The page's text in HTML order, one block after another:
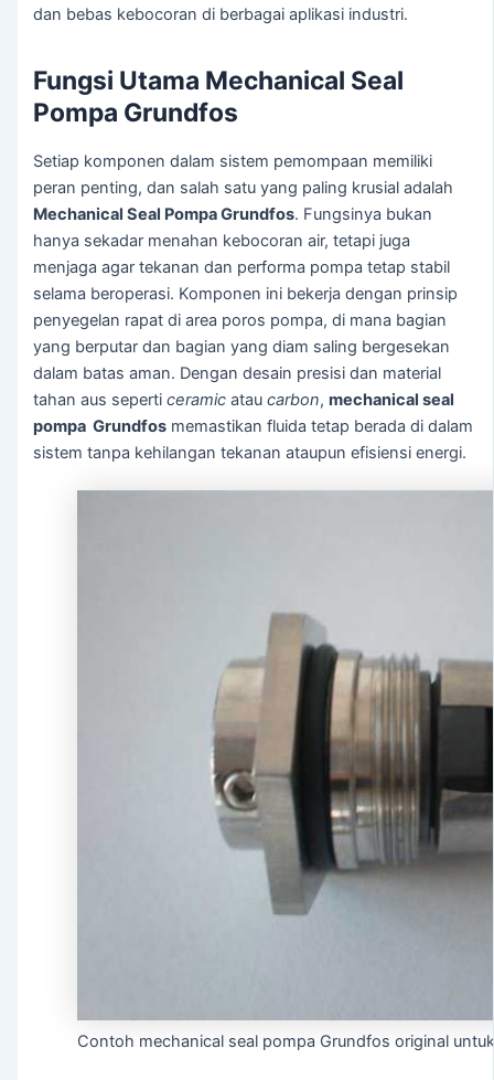
dan bebas kebocoran di berbagai aplikasi industri.
Fungsi Utama Mechanical Seal
Pompa Grundfos
Setiap komponen dalam sistem pemompaan memiliki
peran penting, dan salah satu yang paling krusial adalah
Mechanical Seal Pompa Grundfos. Fungsinya bukan
hanya sekadar menahan kebocoran air, tetapi juga
menjaga agar tekanan dan performa pompa tetap stabil
selama beroperasi. Komponen ini bekerja dengan prinsip
penyegelan rapat di area poros pompa, di mana bagian
yang berputar dan bagian yang diam saling bergesekan
dalam batas aman. Dengan desain presisi dan material
tahan aus seperticeramic ataucarbon,mechanical seal
pompa Grundfos memastikan fluida tetap berada di dalam
sistem tanpa kehilangan tekanan ataupun efisiensi energi.
Contoh mechanical seal pompa Grundfos original